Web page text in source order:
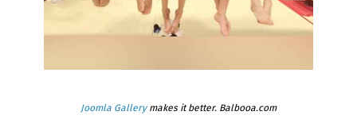
Joomla Gallerymakes it better. Balbooa.com